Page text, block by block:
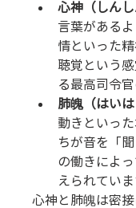
心神（しんし
言葉がある
情といった
聴覚という
る最高司令
肺魄（はいは
動きといっ
ちが音を「
の働きによ
えられていま
心神と肺魄は密